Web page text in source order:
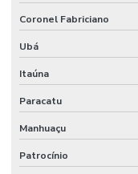
Manutenção De
Manutenção De Jardins E
Manutenção De Sistemas
Manutenção De
Manutenção De
Manutenção De
Coronel Fabriciano
Ubá
Itaúna
Paracatu
Manhuaçu
Patrocínio